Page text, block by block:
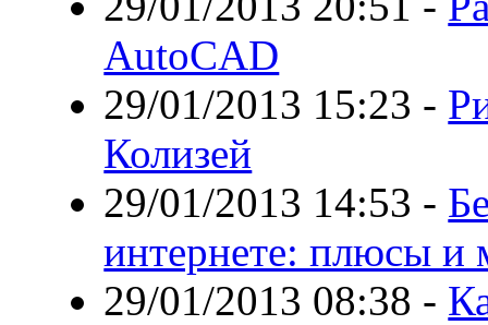
AutoCAD
29/01/2013 15:23 -
Колизей
29/01/2013 14:53 -
интернете: плюсы и
29/01/2013 08:38 -